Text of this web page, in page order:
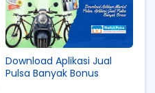
Download Aplikasi Jual
Pulsa Banyak Bonus